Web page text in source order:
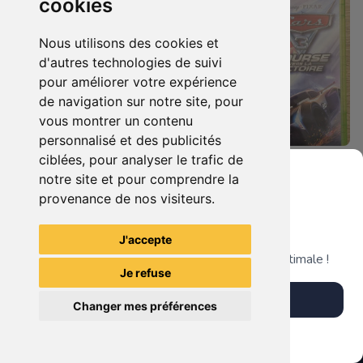
cookies
Nous utilisons des cookies et
d'autres technologies de suivi
pour améliorer votre expérience
de navigation sur notre site, pour
vous montrer un contenu
personnalisé et des publicités
ciblées, pour analyser le trafic de
notre site et pour comprendre la
provenance de nos visiteurs.
J'accepte
Je refuse
Changer mes préférences
19.90 € 0
Castlevania : Lords Of Shadow Xbox 360
19.90 €
TheGamingR83
Grenier du Geek
Télécharge notre app pour une expérience optimale !
Télécharger l'app